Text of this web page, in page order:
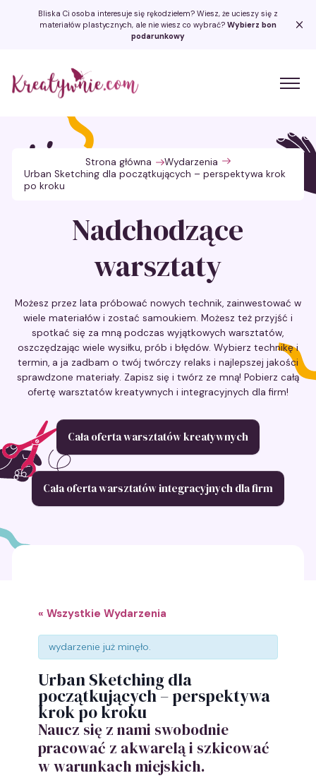
Bliska Ci osoba interesuje się rękodziełem? Wiesz, że ucieszy się z
materiałów plastycznych, ale nie wiesz co wybrać? Wybierz bon
podarunkowy
Kreatywnie.com
Strona główna
Wydarzenia
Urban Sketching dla początkujących – perspektywa krok
po kroku
Nadchodzące
warsztaty
Możesz przez lata próbować nowych technik, zainwestować w
wiele materiałów i zostać samoukiem. Możesz też przyjść i
spotkać się za mną podczas wyjątkowych warsztatów,
oszczędzając wiele wysiłku, prób i błędów. Wybierz technikę i
termin, a ja zadbam o twój twórczy relaks i najlepszej jakości
sprawdzone materiały. Zapisz się i twórz ze mną! Pobierz całą
ofertę warsztatów kreatywnych i integracyjnych dla firm!
Cała oferta warsztatów kreatywnych
Cała oferta warsztatów integracyjnych dla firm
« Wszystkie Wydarzenia
wydarzenie już minęło.
Urban Sketching dla
początkujących – perspektywa
krok po kroku
Naucz się z nami swobodnie
pracować z akwarelą i szkicować
w warunkach miejskich.